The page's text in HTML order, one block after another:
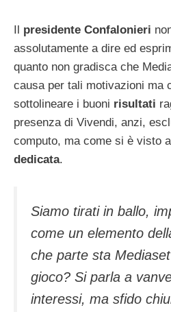
presidente Confalonieri
assolutamente a dire ed
quanto non gradisca che
causa per tali motivazioni ma
sottolineare i buoni risultati
presenza di Vivendi, anzi,
computo, ma come si è visto
dedicata.
Siamo tirati in ballo,
come un elemento
che parte sta
gioco? Si parla a
interessi, ma sfido